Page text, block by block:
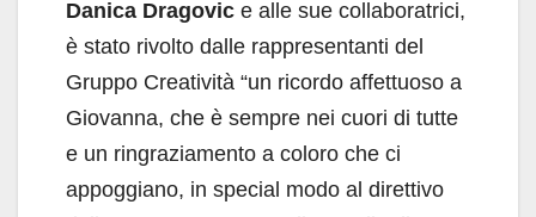
Danica Dragovic e alle sue collaboratrici,
è stato rivolto dalle rappresentanti del
Gruppo Creatività “un ricordo affettuoso a
Giovanna, che è sempre nei cuori di tutte
e un ringraziamento a coloro che ci
appoggiano, in special modo al direttivo